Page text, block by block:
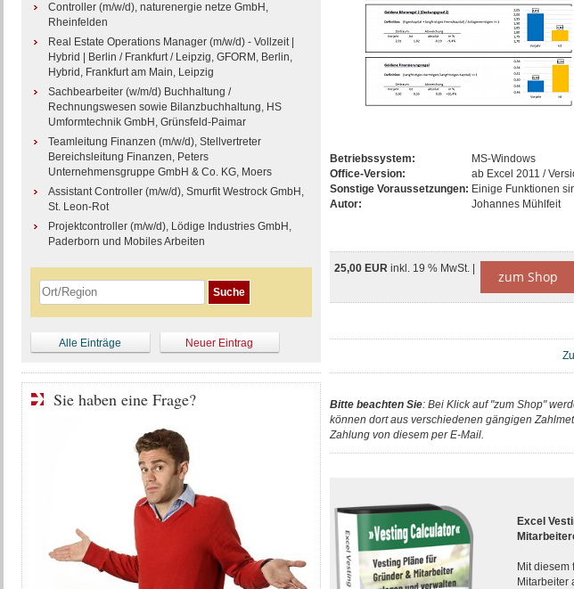
Betriebssystem:
MS-Windows
Office-Version:
ab Excel 2011 /
Sonstige Voraussetzungen: Einige Funktionen
Autor:
Johannes Mühlfeit
25,00 EUR inkl. 19 % MwSt. | zum Shop
Bitte beachten Sie: Bei Klick auf "zum Shop"
können dort aus verschiedenen gängigen
Zahlung von diesem per E-Mail.
Excel
Mit diesem
Mitarbeiter
Controller (m/w/d), naturenergie netze GmbH,
Rheinfelden
Real Estate Operations Manager (m/w/d) - Vollzeit |
Hybrid | Berlin / Frankfurt / Leipzig, GFORM, Berlin,
Hybrid, Frankfurt am Main, Leipzig
Sachbearbeiter (w/m/d) Buchhaltung /
Rechnungswesen sowie Bilanzbuchhaltung, HS
Umformtechnik GmbH, Grünsfeld-Paimar
Teamleitung Finanzen (m/w/d), Stellvertreter
Bereichsleitung Finanzen, Peters
Unternehmensgruppe GmbH & Co. KG, Moers
Assistant Controller (m/w/d), Smurfit Westrock GmbH,
St. Leon-Rot
Projektcontroller (m/w/d), Lödige Industries GmbH,
Paderborn und Mobiles Arbeiten
Alle Einträge Neuer Eintrag
Sie haben eine Frage?